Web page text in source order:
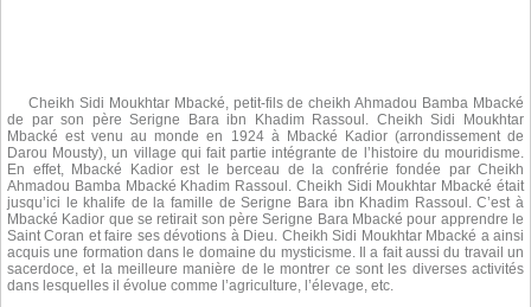
Cheikh Sidi Moukhtar Mbacké, petit-fils de cheikh Ahmadou Bamba Mbacké
de par son père Serigne Bara ibn Khadim Rassoul. Cheikh Sidi Moukhtar
Mbacké est venu au monde en 1924 à Mbacké Kadior (arrondissement de
Darou Mousty), un village qui fait partie intégrante de l’histoire du mouridisme.
En effet, Mbacké Kadior est le berceau de la confrérie fondée par Cheikh
Ahmadou Bamba Mbacké Khadim Rassoul. Cheikh Sidi Moukhtar Mbacké était
jusqu’ici le khalife de la famille de Serigne Bara ibn Khadim Rassoul. C’est à
Mbacké Kadior que se retirait son père Serigne Bara Mbacké pour apprendre le
Saint Coran et faire ses dévotions à Dieu. Cheikh Sidi Moukhtar Mbacké a ainsi
acquis une formation dans le domaine du mysticisme. Il a fait aussi du travail un
sacerdoce, et la meilleure manière de le montrer ce sont les diverses activités
dans lesquelles il évolue comme l’agriculture, l’élevage, etc.